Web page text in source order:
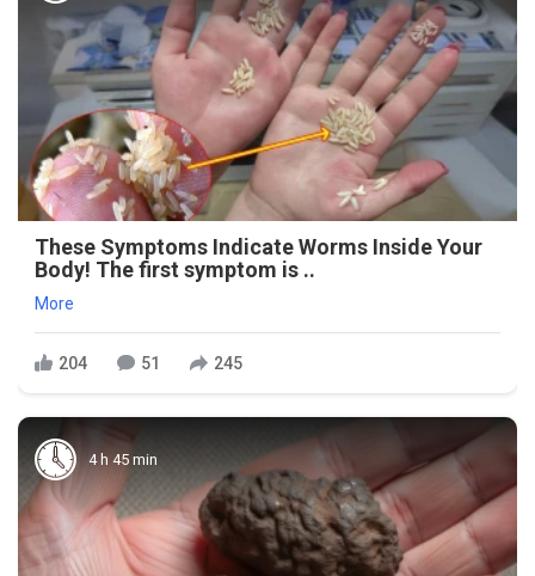
These Symptoms Indicate Worms Inside Your
Body! The first symptom is ..
More
204 51 245
4 h 45 min